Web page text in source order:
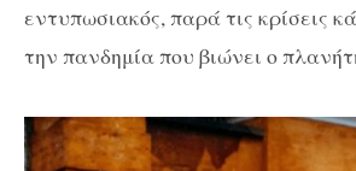
εντυπωσιακός, παρά τις κρίσεις
την πανδημία που βιώνει ο